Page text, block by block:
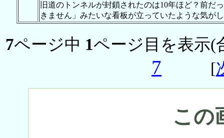
旧道のトンネルが封鎖されたのは10年ほど？前
きません」みたいな看板が立っていたような気が
7ページ中 1ページ目を表示(
7 [
この